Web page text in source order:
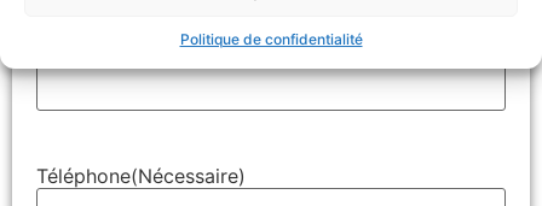
Politique de confidentialité
(Nécessaire)
Téléphone(Nécessaire)